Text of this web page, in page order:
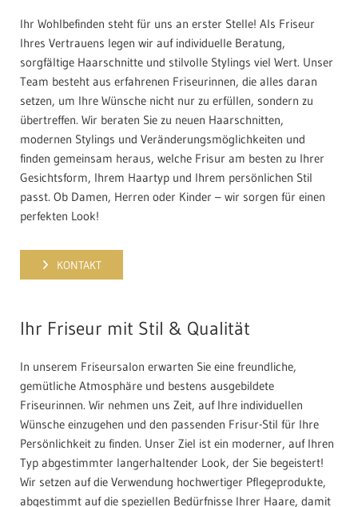
Ihr Wohlbefinden steht für uns an erster Stelle! Als Friseur
Ihres Vertrauens legen wir auf individuelle Beratung,
sorgfältige Haarschnitte und stilvolle Stylings viel Wert. Unser
Team besteht aus erfahrenen Friseurinnen, die alles daran
setzen, um Ihre Wünsche nicht nur zu erfüllen, sondern zu
übertreffen. Wir beraten Sie zu neuen Haarschnitten,
modernen Stylings und Veränderungsmöglichkeiten und
finden gemeinsam heraus, welche Frisur am besten zu Ihrer
Gesichtsform, Ihrem Haartyp und Ihrem persönlichen Stil
passt. Ob Damen, Herren oder Kinder – wir sorgen für einen
perfekten Look!
KONTAKT
Ihr Friseur mit Stil & Qualität
In unserem Friseursalon erwarten Sie eine freundliche,
gemütliche Atmosphäre und bestens ausgebildete
Friseurinnen. Wir nehmen uns Zeit, auf Ihre individuellen
Wünsche einzugehen und den passenden Frisur-Stil für Ihre
Persönlichkeit zu finden. Unser Ziel ist ein moderner, auf Ihren
Typ abgestimmter langerhaltender Look, der Sie begeistert!
Wir setzen auf die Verwendung hochwertiger Pflegeprodukte,
abgestimmt auf die speziellen Bedürfnisse Ihrer Haare, damit